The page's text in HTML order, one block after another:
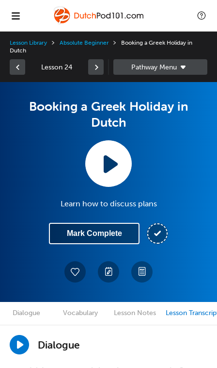
Lesson Library Absolute Beginner
Booking a Greek Holiday in
Dutch
Lesson 24
Booking a Greek Holiday in
Dutch
Learn how to discuss plans
Mark Complete
Dialogue Vocabulary Lesson Notes Lesson
Dialogue